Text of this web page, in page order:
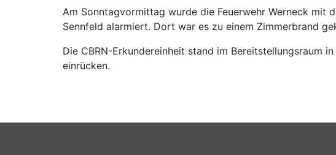
Am Sonntagvormittag wurde die Feuerwehr Werneck mit
Sennfeld alarmiert. Dort war es zu einem Zimmerbrand
Die CBRN-Erkundereinheit stand im Bereitstellungsraum
einrücken.